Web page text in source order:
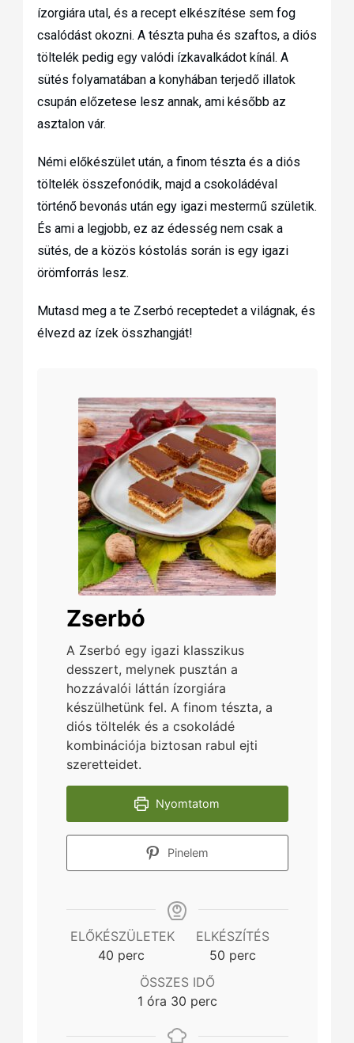
ízorgiára utal, és a recept elkészítése sem fog
csalódást okozni. A tészta puha és szaftos, a diós
töltelék pedig egy valódi ízkavalkádot kínál. A
sütés folyamatában a konyhában terjedő illatok
csupán előzetese lesz annak, ami később az
asztalon vár.
Némi előkészület után, a finom tészta és a diós
töltelék összefonódik, majd a csokoládéval
történő bevonás után egy igazi mestermű születik.
És ami a legjobb, ez az édesség nem csak a
sütés, de a közös kóstolás során is egy igazi
örömforrás lesz.
Mutasd meg a te Zserbó receptedet a világnak, és
élvezd az ízek összhangját!
Zserbó
A Zserbó egy igazi klasszikus
desszert, melynek pusztán a
hozzávalói láttán ízorgiára
készülhetünk fel. A finom tészta, a
diós töltelék és a csokoládé
kombinációja biztosan rabul ejti
szeretteidet.
Nyomtatom
Pinelem
ELŐKÉSZÜLETEK
40 minutes
perc
ELKÉSZÍTÉS
50minutes
perc
ÖSSZES IDŐ
1hour
óra 30minutes
perc